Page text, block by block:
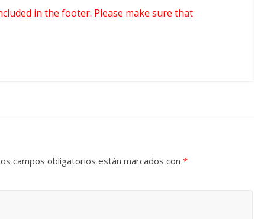
in the footer. Please make sure that
campos obligatorios están marcados con *